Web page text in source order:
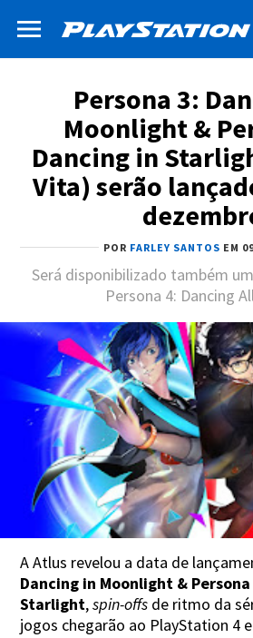
Persona 3:
Moonlight &
Dancing in
Vita) serão
POR FARLEY SANTOS EM
Será disponibilizado também
Persona 4: Dancing
A Atlus revelou a data de
Dancing in Moonlight &
Starlight,spin-offs de ritmo da
jogos chegarão ao PlayStation 4